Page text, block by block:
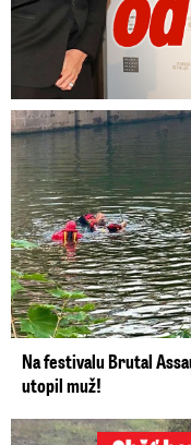
Na festivalu Brutal
utopil muž!